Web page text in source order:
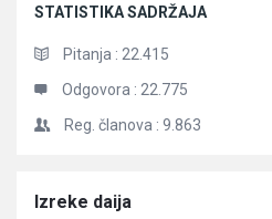
STATISTIKA SADRŽAJA
Pitanja : 22.415
Odgovora : 22.775
Reg. članova : 9.863
Članci
Izreke daija